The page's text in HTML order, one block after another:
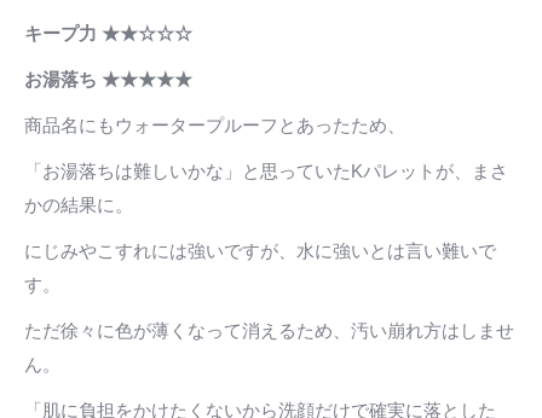
キープ力 ★★☆☆☆
お湯落ち ★★★★★
商品名にもウォータープルーフとあったため、
「お湯落ちは難しいかな」と思っていたKパレットが、まさ
かの結果に。
にじみやこすれには強いですが、水に強いとは言い難いで
す。
ただ徐々に色が薄くなって消えるため、汚い崩れ方はしませ
ん。
「肌に負担をかけたくないから洗顔だけで確実に落とした